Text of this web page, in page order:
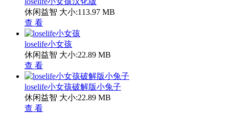
休闲益智 大小:113.97 MB
查 看
loselife小女孩
休闲益智 大小:22.89 MB
查 看
loselife小女孩破解版小兔子
休闲益智 大小:22.89 MB
查 看